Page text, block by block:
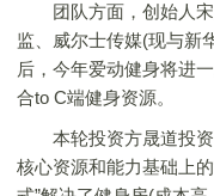
团队方面，创始人宋
监、威尔士传媒(现与新
后，今年爱动健身将进
合to C端健身资源。
本轮投资方晟道投资
核心资源和能力基础上